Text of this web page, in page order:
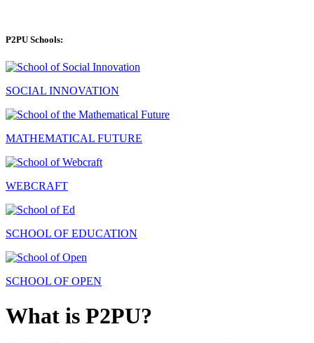
P2PU Schools:
SOCIAL INNOVATION
MATHEMATICAL FUTURE
WEBCRAFT
SCHOOL OF EDUCATION
SCHOOL OF OPEN
What is P2PU?